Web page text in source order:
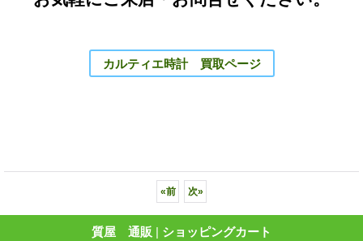
カルティエ時計 買取ページ
«前 次»
質屋 通販 | ショッピングカート